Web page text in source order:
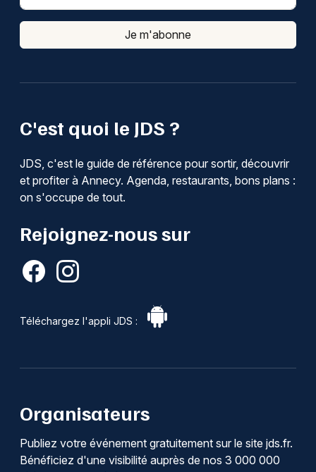
C'est quoi le JDS ?
JDS, c'est le guide de référence pour sortir, découvrir
et profiter à Annecy. Agenda, restaurants, bons plans :
on s'occupe de tout.
Rejoignez-nous sur
Téléchargez l'appli JDS :
Je m'abonne
Organisateurs
Publiez votre événement gratuitement sur le site jds.fr.
Bénéficiez d'une visibilité auprès de nos 3 000 000